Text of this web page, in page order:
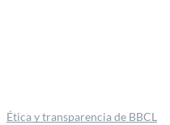
Ética y transparencia de BBCL